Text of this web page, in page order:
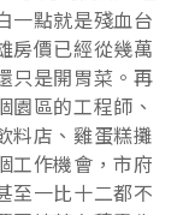
一點就是殘血台
房價已經從幾萬
只是開胃菜。再
園區的工程師、
料店、雞蛋糕攤
工作機會，市府
至一比十二都不